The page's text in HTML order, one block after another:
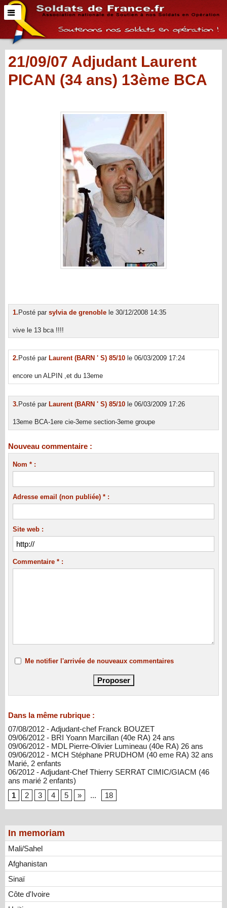
In memoriam
Mali/Sahel
Afghanistan
Sinaï
Côte d'Ivoire
21/09/07 Adjudant Laurent
PICAN (34 ans) 13ème BCA
1.Posté par sylvia de grenoble le 30/12/2008 14:35
vive le 13 bca !!!!
2. Posté par Laurent (BARN ' S) 85/10 le 06/03/2009 17:24
encore un ALPIN ,et du 13eme
3. Posté par Laurent (BARN ' S) 85/10 le 06/03/2009 17:26
13eme BCA-1ere cie-3eme section-3eme groupe
Nouveau commentaire :
Nom * :
Adresse email (non publiée) * :
Site web :
Commentaire * :
Me notifier l'arrivée de nouveaux commentaires
Dans la même rubrique :
07/08/2012 - Adjudant-chef Franck BOUZET
09/06/2012 - BRI Yoann Marcillan (40e RA) 24 ans
09/06/2012 - MDL Pierre-Olivier Lumineau (40e RA) 26 ans
09/06/2012 - MCH Stéphane PRUDHOM (40 eme RA) 32 ans
Marié, 2 enfants
06/2012 - Adjudant-Chef Thierry SERRAT CIMIC/GIACM (46
ans marié 2 enfants)
1
2 3 4 5 » ... 18